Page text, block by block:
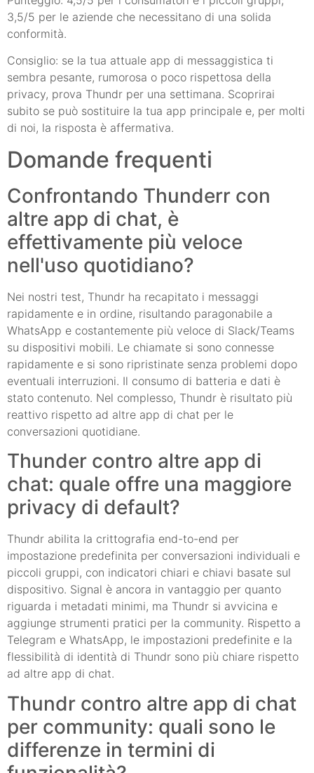
3,5/5 per le aziende che necessitano di una solida
conformità.
Consiglio: se la tua attuale app di messaggistica ti
sembra pesante, rumorosa o poco rispettosa della
privacy, prova Thundr per una settimana. Scoprirai
subito se può sostituire la tua app principale e, per molti
di noi, la risposta è affermativa.
Domande frequenti
Confrontando Thunderr con
altre app di chat, è
effettivamente più veloce
nell'uso quotidiano?
Nei nostri test, Thundr ha recapitato i messaggi
rapidamente e in ordine, risultando paragonabile a
WhatsApp e costantemente più veloce di Slack/Teams
su dispositivi mobili. Le chiamate si sono connesse
rapidamente e si sono ripristinate senza problemi dopo
eventuali interruzioni. Il consumo di batteria e dati è
stato contenuto. Nel complesso, Thundr è risultato più
reattivo rispetto ad altre app di chat per le
conversazioni quotidiane.
Thunder contro altre app di
chat: quale offre una maggiore
privacy di default?
Thundr abilita la crittografia end-to-end per
impostazione predefinita per conversazioni individuali e
piccoli gruppi, con indicatori chiari e chiavi basate sul
dispositivo. Signal è ancora in vantaggio per quanto
riguarda i metadati minimi, ma Thundr si avvicina e
aggiunge strumenti pratici per la community. Rispetto a
Telegram e WhatsApp, le impostazioni predefinite e la
flessibilità di identità di Thundr sono più chiare rispetto
ad altre app di chat.
Thundr contro altre app di chat
per community: quali sono le
differenze in termini di